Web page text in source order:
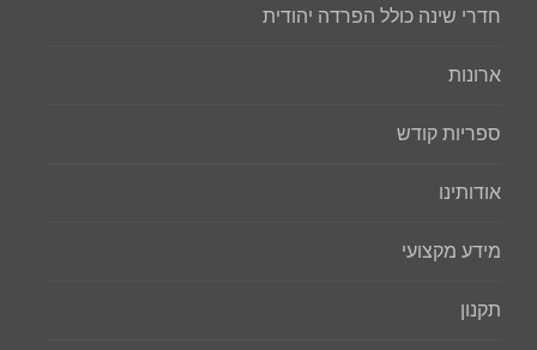
חדרי שינה כולל הפרדה יהודית
ארונות
ספריות קודש
אודותינו
מידע מקצועי
תקנון